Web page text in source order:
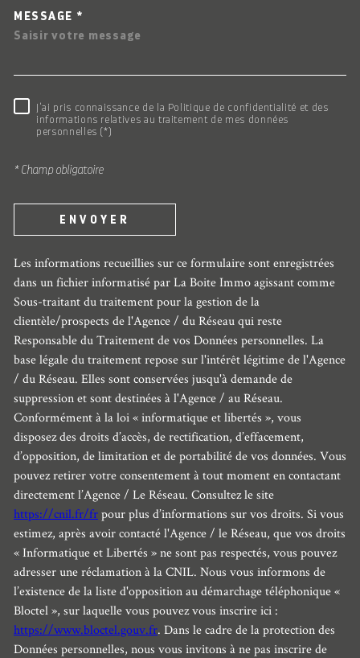
MESSAGE *
RÈGLEMENTATION
J'ai pris connaissance de la Politique de confidentialité et des
informations relatives au traitement de mes données
personnelles (*)
* Champ obligatoire
ENVOYER
Les informations recueillies sur ce formulaire sont enregistrées
dans un fichier informatisé par La Boite Immo agissant comme
Sous-traitant du traitement pour la gestion de la
clientèle/prospects de l'Agence / du Réseau qui reste
Responsable du Traitement de vos Données personnelles. La
base légale du traitement repose sur l'intérêt légitime de l'Agence
/ du Réseau. Elles sont conservées jusqu'à demande de
suppression et sont destinées à l'Agence / au Réseau.
Conformément à la loi « informatique et libertés », vous
disposez des droits d’accès, de rectification, d’effacement,
d’opposition, de limitation et de portabilité de vos données. Vous
pouvez retirer votre consentement à tout moment en contactant
directement l’Agence / Le Réseau. Consultez le site
https://cnil.fr/frpour plus d’informations sur vos droits. Si vous
estimez, après avoir contacté l'Agence / le Réseau, que vos droits
« Informatique et Libertés » ne sont pas respectés, vous pouvez
adresser une réclamation à la CNIL. Nous vous informons de
l’existence de la liste d'opposition au démarchage téléphonique «
Bloctel », sur laquelle vous pouvez vous inscrire ici :
https://www.bloctel.gouv.fr. Dans le cadre de la protection des
Données personnelles, nous vous invitons à ne pas inscrire de